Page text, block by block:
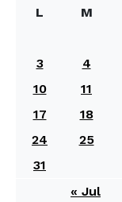
L
M
3
4
10
11
17
18
24
25
31
« Jul